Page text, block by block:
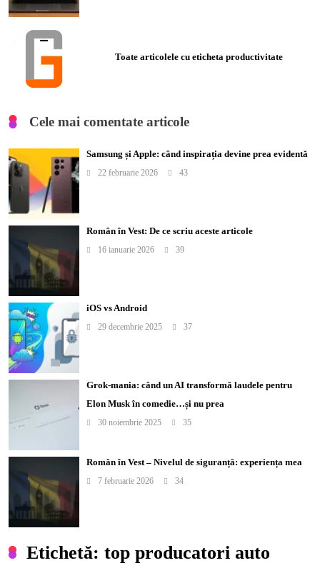
Etichetă: top producatori auto
Toate articolele cu eticheta productivitate
Cele mai comentate articole
Samsung și Apple: când inspirația devine prea evidentă
22 februarie 2026 43
Român în Vest: De ce scriu aceste articole
16 ianuarie 2026 39
iOS vs Android
29 decembrie 2025 37
Grok-mania: când un AI transformă laudele pentru
Elon Musk în comedie…și nu prea
30 noiembrie 2025 35
Român în Vest – Nivelul de siguranță: experiența mea
7 februarie 2026 34